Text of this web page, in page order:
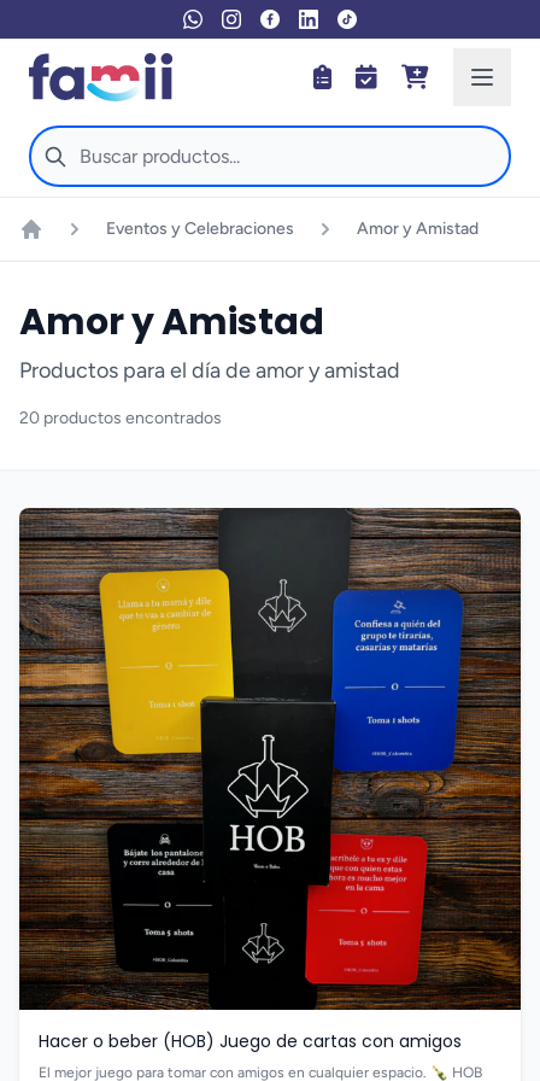
Eventos y Celebraciones Amor y Amistad
Amor y Amistad
Productos para el día de amor y amistad
20 productos encontrados
Hacer o beber (HOB) Juego de cartas con amigos
El mejor juego para tomar con amigos en cualquier espacio. 🍾 HOB